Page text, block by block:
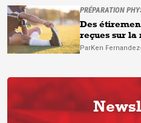
PRÉPARATION
Des
reçues sur
ParKen Fernandez-